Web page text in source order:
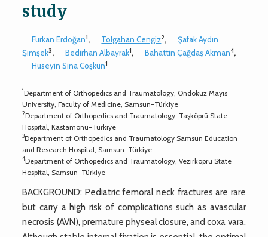
study
Furkan Erdoğan1, Tolgahan Cengiz2,
Şafak Aydın
Şimşek3, Bedirhan Albayrak1, Bahattin Çağdaş Akman4,
Huseyin Sina Coşkun1
1Department of Orthopedics and Traumatology, Ondokuz Mayıs
University, Faculty of Medicine, Samsun-Türkiye
2Department of Orthopedics and Traumatology, Taşköprü State
Hospital, Kastamonu-Türkiye
3Department of Orthopedics and Traumatology Samsun Education
and Research Hospital, Samsun-Türkiye
4Department of Orthopedics and Traumatology, Vezirkopru State
Hospital, Samsun-Türkiye
BACKGROUND: Pediatric femoral neck fractures are rare
but carry a high risk of complications such as avascular
necrosis (AVN), premature physeal closure, and coxa vara.